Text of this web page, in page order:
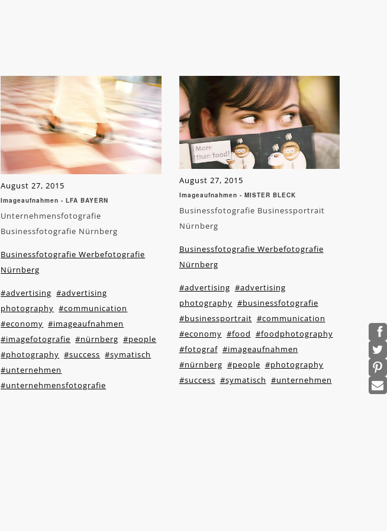
August 27, 2015
Imageaufnahmen - LFA BAYERN
Unternehmensfotografie
Businessfotografie Nürnberg
Businessfotografie Werbefotografie
Nürnberg
#advertising #advertising
photography #communication
#economy #imageaufnahmen
#imagefotografie #nürnberg #people
#photography #success #symatisch
#unternehmen
#unternehmensfotografie
August 27, 2015
Imageaufnahmen - MISTER BLECK
Businessfotografie Businessportrait
Nürnberg
Businessfotografie Werbefotografie
Nürnberg
#advertising #advertising
photography #businessfotografie
#businessportrait #communication
#economy #food #foodphotography
#fotograf #imageaufnahmen
#nürnberg #people #photography
#success #symatisch #unternehmen